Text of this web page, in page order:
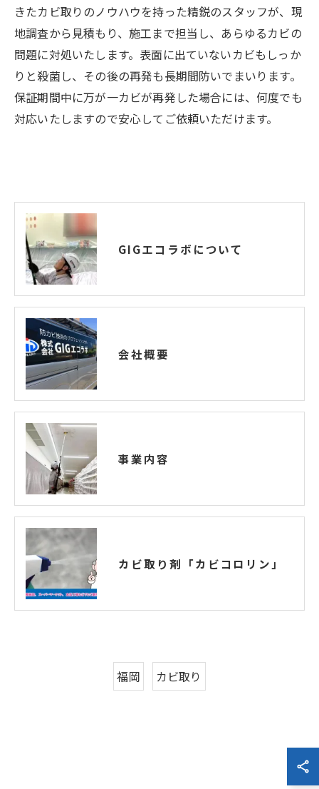
きたカビ取りのノウハウを持った精鋭のスタッフが、現
地調査から見積もり、施工まで担当し、あらゆるカビの
問題に対処いたします。表面に出ていないカビもしっか
りと殺菌し、その後の再発も長期間防いでまいります。
保証期間中に万が一カビが再発した場合には、何度でも
対応いたしますので安心してご依頼いただけます。
GIGエコラボについて
会社概要
事業内容
カビ取り剤「カビコロリン」
福岡 カビ取り